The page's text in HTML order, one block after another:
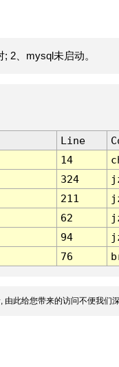
2、mysql未启动。
Line
14
324
211
62
94
76
此给您带来的访问不便我们